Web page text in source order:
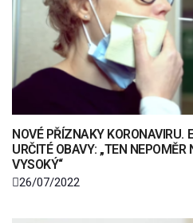
NOVÉ PŘÍZNAKY KORONAVIRU.
URČITÉ OBAVY: „TEN
VYSOKÝ“
26/07/2022